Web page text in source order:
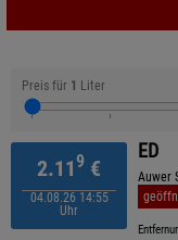
Preis für 1 Liter
2.119 €
04.08.26 14:55
Uhr
ED
Auwer